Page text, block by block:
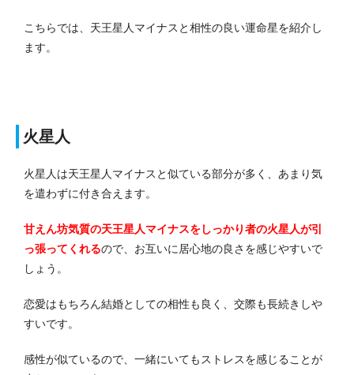
こちらでは、天王星人マイナスと相性の良い運命星を紹介し
ます。
火星人
火星人は天王星人マイナスと似ている部分が多く、あまり気
を遣わずに付き合えます。
甘えん坊気質の天王星人マイナスをしっかり者の火星人が引
っ張ってくれるので、お互いに居心地の良さを感じやすいで
しょう。
恋愛はもちろん結婚としての相性も良く、交際も長続きしや
すいです。
感性が似ているので、一緒にいてもストレスを感じることが